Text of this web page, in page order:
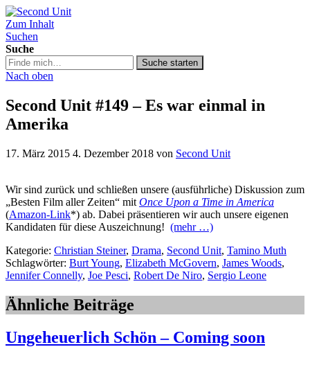
Second Unit
Zum Inhalt
Suchen
Suche
Suche
in
podcast.de/
Suche starten
Nach oben
Second Unit #149 – Es war einmal in
Amerika
17. März 2015 4. Dezember 2018 von Second Unit
Wir sind zurück und schließen unsere (ausführliche) Diskussion zum
„Besten Film aller Zeiten“ mit Once Upon a Time in America
(Amazon-Link*) ab. Dabei präsentieren wir auch unsere eigenen
Kandidaten für diese Auszeichnung! (mehr …)
Kategorie: Christian Steiner, Drama, Second Unit, Tamino Muth
Schlagwörter: Burt Young, Elizabeth McGovern, James Woods,
Jennifer Connelly, Joe Pesci, Robert De Niro, Sergio Leone
Ähnliche Beiträge
Ungeheuerlich Schön – Coming soon